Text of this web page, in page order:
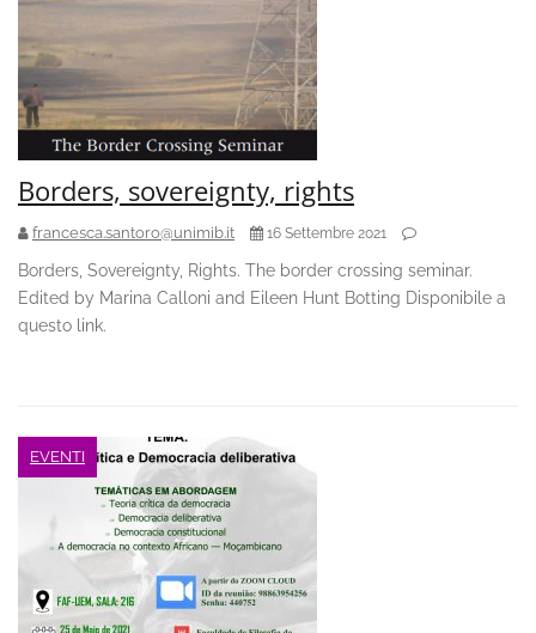
Borders, sovereignty, rights
francesca.santoro@unimib.it 16 Settembre 2021
Borders, Sovereignty, Rights. The border crossing seminar.
Edited by Marina Calloni and Eileen Hunt Botting Disponibile a
questo link.
EVENTI